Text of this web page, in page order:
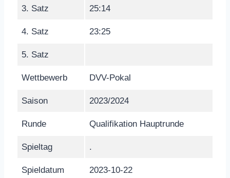
3. Satz 25:14
4. Satz 23:25
5. Satz
Wettbewerb DVV-Pokal
Saison 2023/2024
Runde Qualifikation Hauptrunde
Spieltag .
Spieldatum 2023-10-22